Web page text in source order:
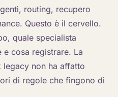
routing, recupero
Questo è il cervello.
quale specialista
e cosa registrare. La
non ha affatto
di regole che fingono di